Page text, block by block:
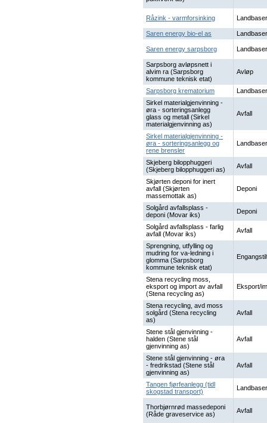
Råzink - varmforsinking
Saren energy bio-el as
Saren energy sarpsborg
Sarpsborg avløpsnett i
alvim ra (Sarpsborg
kommune teknisk etat)
Avløp
Sarpsborg krematorium
Sirkel materialgjenvinning -
øra - sorteringsanlegg
glass og metall (Sirkel
materialgjenvinning as)
Avfall
Sirkel materialgjenvinning -
øra - sorteringsanlegg og
rene brensler
Skjeberg bilopphuggeri
(Skjeberg bilopphuggeri as)
Avfall
Skjørten deponi for inert
avfall (Skjørten
massemottak as)
Deponi
Solgård avfallsplass -
deponi (Movar iks)
Deponi
Solgård avfallsplass - farlig
avfall (Movar iks)
Avfall
Sprengning, utfylling og
mudring for va-ledning i
glomma (Sarpsborg
kommune teknisk etat)
Stena recycling moss,
eksport og import av avfall
(Stena recycling as)
Eksport/
Stena recycling, avd moss
solgård (Stena recycling
as)
Avfall
Stene stål gjenvinning -
halden (Stene stål
gjenvinning as)
Avfall
Stene stål gjenvinning - øra
- fredrikstad (Stene stål
gjenvinning as)
Avfall
Tangen fjørfeanlegg (tidl
skogstad transport)
Thorbjørnrød massedeponi
(Råde graveservice as)
Avfall